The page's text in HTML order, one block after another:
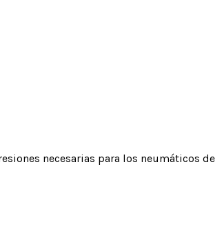
necesarias para los neumáticos de